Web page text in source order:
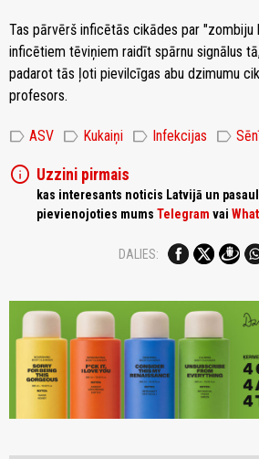
Tas pārvērš inficētās cikādes par "zombiju
inficētiem tēviņiem raidīt spārnu signālus
padarot tās ļoti pievilcīgas abu dzimumu
profesors.
label ASV label Kukaiņi label Infekcijas label
info Uzzini pirmais
kas interesants noticis Latvijā un
pievienojoties mums Telegram vai
DALIES: